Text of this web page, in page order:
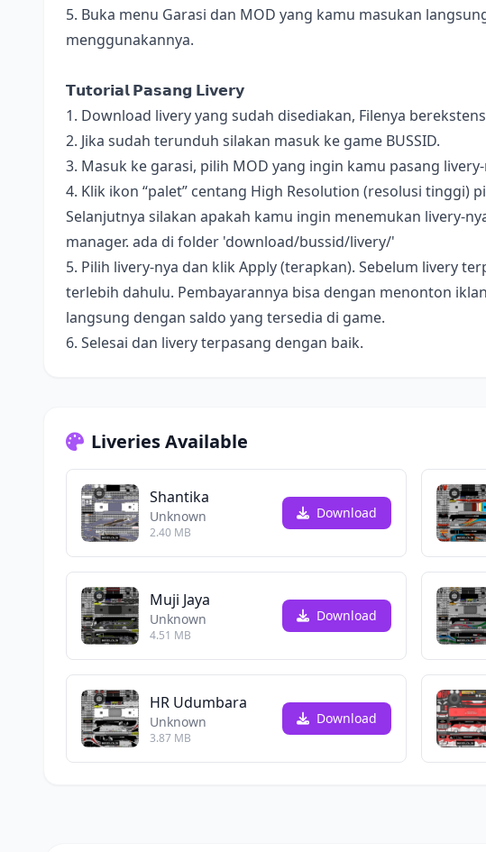
5. Buka menu Garasi dan MOD yang kamu masukan
menggunakannya.
𝗧𝘂𝘁𝗼𝗿𝗶𝗮𝗹 𝗣𝗮𝘀𝗮𝗻𝗴 𝗟𝗶𝘃𝗲𝗿𝘆
1. Download livery yang sudah disediakan, Filenya
2. Jika sudah terunduh silakan masuk ke game BUSSID.
3. Masuk ke garasi, pilih MOD yang ingin kamu pasang
4. Klik ikon “palet” centang High Resolution (resolusi tinggi)
Selanjutnya silakan apakah kamu ingin menemukan livery-
manager. ada di folder 'download/bussid/livery/'
5. Pilih livery-nya dan klik Apply (terapkan). Sebelum livery
terlebih dahulu. Pembayarannya bisa dengan menonton
langsung dengan saldo yang tersedia di game.
6. Selesai dan livery terpasang dengan baik.
Liveries Available
Shantika
Unknown
2.40 MB
Download
Muji Jaya
Unknown
4.51 MB
Download
HR Udumbara
Unknown
3.87 MB
Download